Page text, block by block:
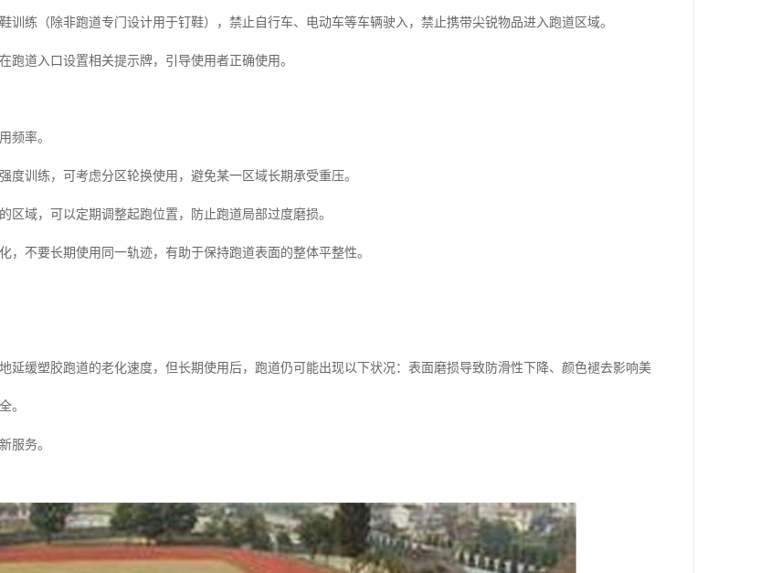
训练（除非跑道专门设计用于钉鞋），禁止自行车、电动车等车辆驶入，禁止携带尖锐物品进入跑道区域。
跑道入口设置相关提示牌，引导使用者正确使用。
频率。
度训练，可考虑分区轮换使用，避免某一区域长期承受重压。
区域，可以定期调整起跑位置，防止跑道局部过度磨损。
，不要长期使用同一轨迹，有助于保持跑道表面的整体平整性。
延缓塑胶跑道的老化速度，但长期使用后，跑道仍可能出现以下状况：表面磨损导致防滑性下降、颜色褪去影响美
。
服务。